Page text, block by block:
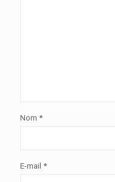
Nom *
E-mail *